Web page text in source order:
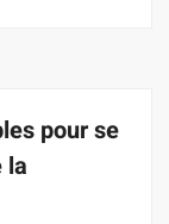
pour se
la